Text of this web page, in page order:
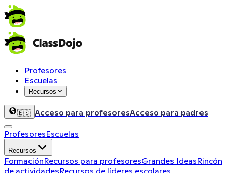
Profesores
Escuelas
Recursos
🇪🇸 Acceso para profesoresAcceso para padres
ProfesoresEscuelas
Recursos
FormaciónRecursos para profesoresGrandes IdeasRincón
de actividadesRecursos de líderes escolares